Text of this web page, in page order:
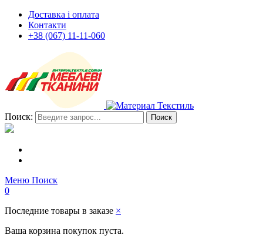
Доставка і оплата
Контакти
+38 (067) 11-11-060
Поиск: Поиск
Меню Поиск
0
Последние товары в заказе ×
Ваша корзина покупок пуста.